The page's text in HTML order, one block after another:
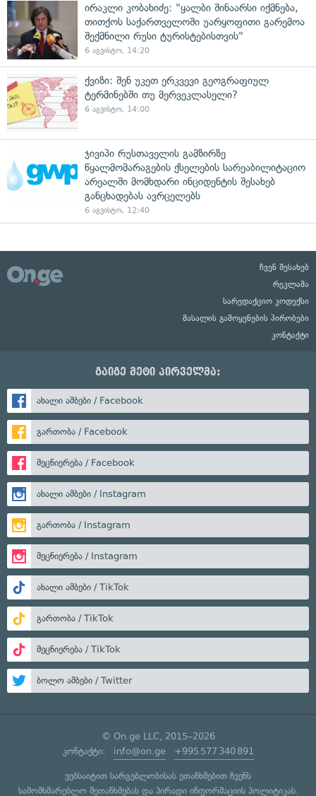
ირაკლი კობახიძე: "ყალბი შინაარსი იქმნება,
თითქოს საქართველოში უარყოფითი გარემოა
შექმნილი რუსი ტურისტებისთვის"
6 აგვისტო, 14:20
ქვიზი: შენ უკეთ ერკვევი გეოგრაფიულ
ტერმინებში თუ მერვეკლასელი?
6 აგვისტო, 14:00
ჯივიპი რუსთაველის გამზირზე
წყალმომარაგების ქსელების სარეაბილიტაციო
არეალში მომხდარი ინციდენტის შესახებ
განცხადებას ავრცელებს
6 აგვისტო, 12:40
ჩვენ შესახებ
რეკლამა
სარედაქციო კოდექსი
მასალის გამოყენების პირობები
კონტაქტი
გაიგე მეტი პირველმა:
ახალი ამბები / Facebook
გართობა / Facebook
მეცნიერება / Facebook
ახალი ამბები / Instagram
გართობა / Instagram
მეცნიერება / Instagram
ახალი ამბები / TikTok
გართობა / TikTok
მეცნიერება / TikTok
ბოლო ამბები / Twitter
© On.ge LLC, 2015–2026
კონტაქტი: info@on.ge +995 577 340 891
ვებსაიტით სარგებლობისას ეთანხმებით ჩვენს
სამომხმარებლო შეთანხმებასდა პირადი ინფორმაციის პოლიტიკას.